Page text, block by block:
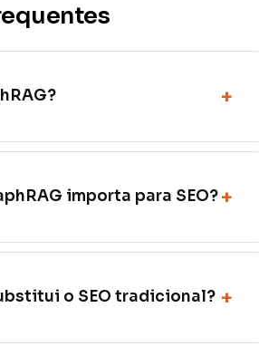
importa para SEO?
o SEO tradicional?